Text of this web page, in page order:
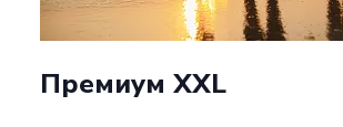
Премиум XXL